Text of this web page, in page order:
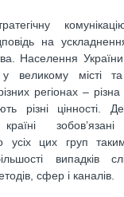
на
Населення
великому місті
регіонах – різна
різні цінності.
країні
усіх цих груп
випадків
сфер і каналів.